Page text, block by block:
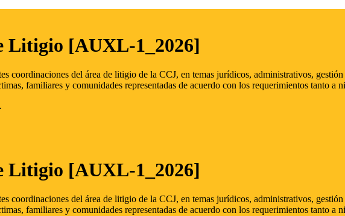
Litigio [AUXL-1_2026]
coordinaciones del área de litigio de la CCJ, en temas jurídicos, administrativos,
familiares y comunidades representadas de acuerdo con los requerimientos tanto a
Litigio [AUXL-1_2026]
coordinaciones del área de litigio de la CCJ, en temas jurídicos, administrativos,
familiares y comunidades representadas de acuerdo con los requerimientos tanto a